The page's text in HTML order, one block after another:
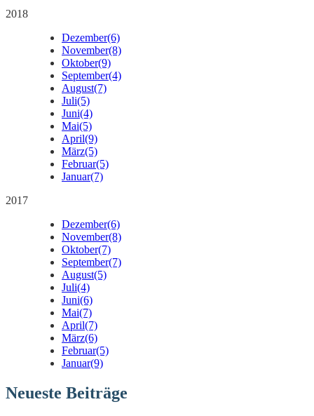
2018
Dezember(6)
November(8)
Oktober(9)
September(4)
August(7)
Juli(5)
Juni(4)
Mai(5)
April(9)
März(5)
Februar(5)
Januar(7)
2017
Dezember(6)
November(8)
Oktober(7)
September(7)
August(5)
Juli(4)
Juni(6)
Mai(7)
April(7)
März(6)
Februar(5)
Januar(9)
Neueste Beiträge